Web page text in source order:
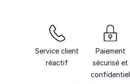
Service client
réactif
Paiement
sécurisé et
confidentiel